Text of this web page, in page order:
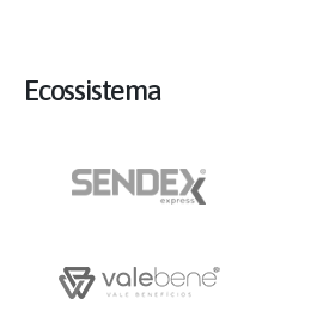
Ecossistema